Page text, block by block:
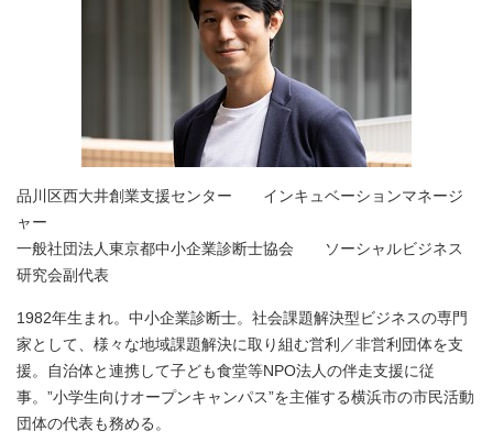
品川区西大井創業支援センター インキュベーションマネージ
ャー
一般社団法人東京都中小企業診断士協会 ソーシャルビジネス
研究会副代表
1982年生まれ。中小企業診断士。社会課題解決型ビジネスの専門
家として、様々な地域課題解決に取り組む営利／非営利団体を支
援。自治体と連携して子ども食堂等NPO法人の伴走支援に従
事。”小学生向けオープンキャンパス”を主催する横浜市の市民活動
団体の代表も務める。